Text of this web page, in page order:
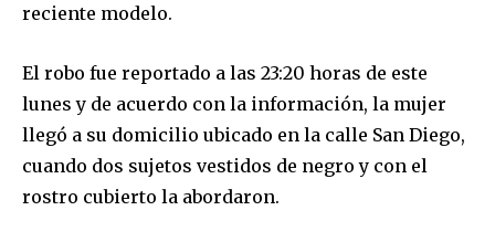
reciente modelo.
El robo fue reportado a las 23:20 horas de este
lunes y de acuerdo con la información, la mujer
llegó a su domicilio ubicado en la calle San Diego,
cuando dos sujetos vestidos de negro y con el
rostro cubierto la abordaron.